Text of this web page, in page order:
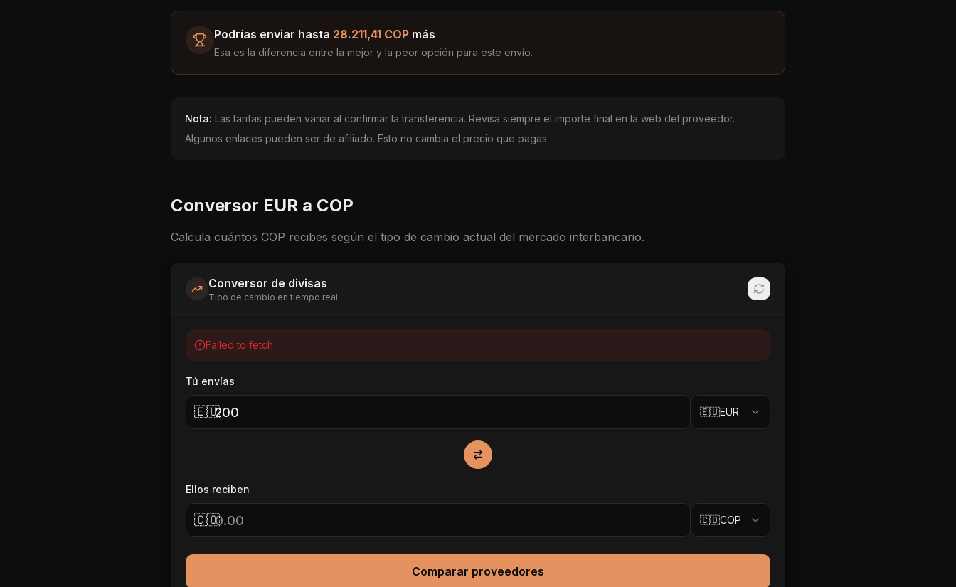
Podrías enviar hasta 28.211,41 COP más
Esa es la diferencia entre la mejor y la peor opción para este envío.
Nota: Las tarifas pueden variar al confirmar la transferencia. Revisa siempre el importe final en la web del proveedor.
Algunos enlaces pueden ser de afiliado. Esto no cambia el precio que pagas.
Conversor EUR a COP
Calcula cuántos COP recibes según el tipo de cambio actual del mercado interbancario.
Conversor de divisas
Tipo de cambio en tiempo real
Failed to fetch
Tú envías
🇪🇺 🇪🇺EUR
Ellos reciben
🇨🇴 🇨🇴COP
Comparar proveedores